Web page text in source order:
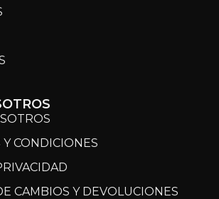
CONDICIONES
CAMBIOS Y DEVOLUCIONES